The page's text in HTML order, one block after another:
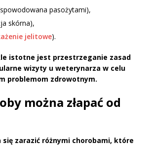
pasożytami),
skórna),
jelitowe).
istotne jest przestrzeganie zasad
wizyty u weterynarza w celu
problemom zdrowotnym.
można złapać od
się zarazić różnymi chorobami, które